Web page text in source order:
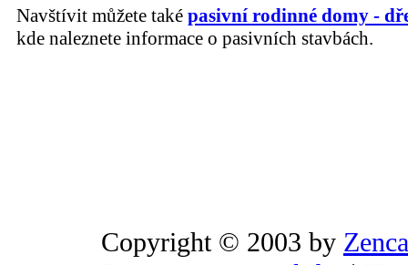
Navštívit můžete také pasivní rodinné domy -
kde naleznete informace o pasivních stavbách.
Copyright © 2003 by